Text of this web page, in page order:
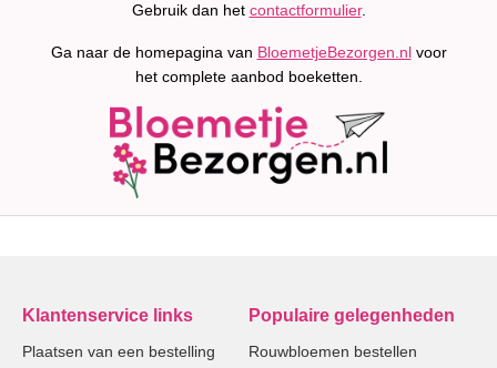
Gebruik dan het contactformulier.
Ga naar de homepagina van BloemetjeBezorgen.nlvoor
het complete aanbod boeketten.
Klantenservice links
Plaatsen van een bestelling
Populaire gelegenheden
Rouwbloemen bestellen